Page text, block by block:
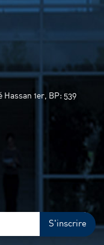
Hassan 1er, BP: 539
S'inscrire